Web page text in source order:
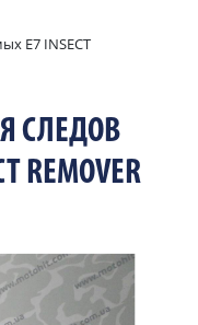
E7 INSECT
СЛЕДОВ
REMOVER